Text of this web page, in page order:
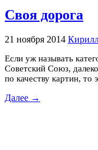
Своя дорога
21 ноября 2014
Если уж называть
Советский Союз,
по качеству картин,
Далее →